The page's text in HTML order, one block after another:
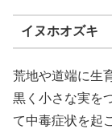
イヌホオズキ
荒地や道端に生
黒く小さな実を
て中毒症状を起